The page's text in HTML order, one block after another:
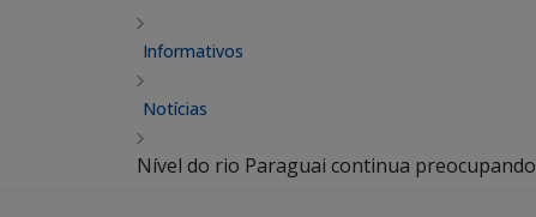
Informativos
Notícias
Nível do rio Paraguai continua